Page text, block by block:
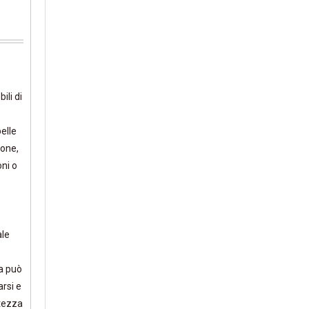
di
o
può
e